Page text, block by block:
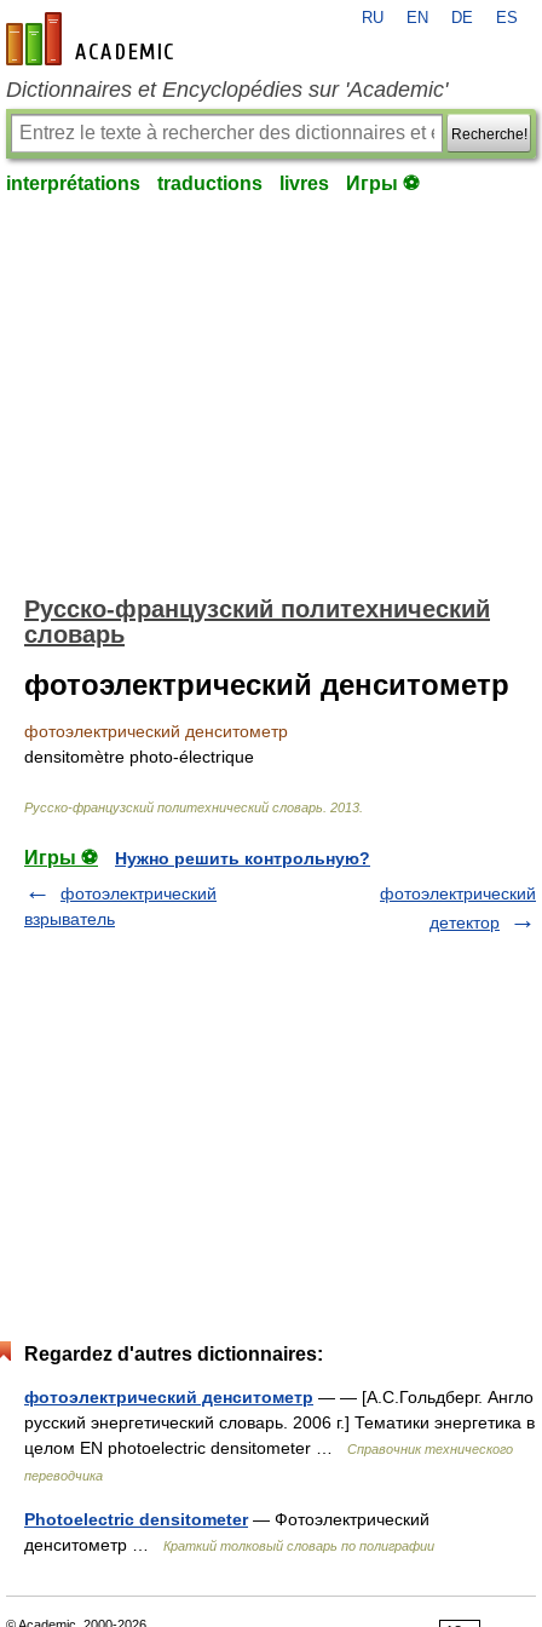
fr-academic.com
RU EN DE ES
Dictionnaires et Encyclopédies sur 'Academic'
Recherche!
interprétations traductions livres Игры ⚽
Русско-французский политехнический
словарь
фотоэлектрический денситометр
фотоэлектрический денситометр
densitomètre photo-électrique
Русско-французский политехнический словарь 2013
Игры ⚽
Нужно решить контрольную?
фотоэлектрический
взрыватель
фотоэлектрический
детектор
Regardez d'autres dictionnaires:
фотоэлектрический денситометр — — [А.С.Гольдберг. Англо
русский энергетический словарь. 2006 г.] Тематики энергетика в
целом EN photoelectric densitometer …
Справочник технического
переводчика
Photoelectric densitometer— Фотоэлектрический
денситометр …
Краткий толковый словарь по полиграфии